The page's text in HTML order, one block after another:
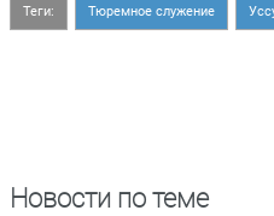
Теги: Тюремное служение
Новости по теме